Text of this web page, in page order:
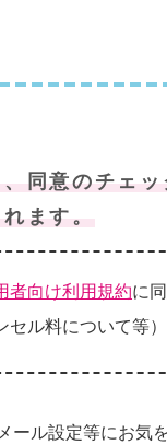
同意のチェ
ます。
者向け利用規約に
ル料について等
ル設定等にお気